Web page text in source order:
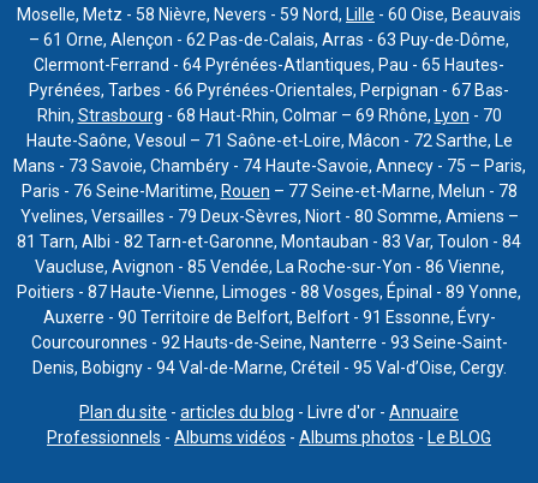
Moselle, Metz - 58 Nièvre, Nevers - 59 Nord, Lille - 60 Oise, Beauvais
– 61 Orne, Alençon - 62 Pas-de-Calais, Arras - 63 Puy-de-Dôme,
Clermont-Ferrand - 64 Pyrénées-Atlantiques, Pau - 65 Hautes-
Pyrénées, Tarbes - 66 Pyrénées-Orientales, Perpignan - 67 Bas-
Rhin, Strasbourg - 68 Haut-Rhin, Colmar – 69 Rhône, Lyon - 70
Haute-Saône, Vesoul – 71 Saône-et-Loire, Mâcon - 72 Sarthe, Le
Mans - 73 Savoie, Chambéry - 74 Haute-Savoie, Annecy - 75 – Paris,
Paris - 76 Seine-Maritime, Rouen – 77 Seine-et-Marne, Melun - 78
Yvelines, Versailles - 79 Deux-Sèvres, Niort - 80 Somme, Amiens –
81 Tarn, Albi - 82 Tarn-et-Garonne, Montauban - 83 Var, Toulon - 84
Vaucluse, Avignon - 85 Vendée, La Roche-sur-Yon - 86 Vienne,
Poitiers - 87 Haute-Vienne, Limoges - 88 Vosges, Épinal - 89 Yonne,
Auxerre - 90 Territoire de Belfort, Belfort - 91 Essonne, Évry-
Courcouronnes - 92 Hauts-de-Seine, Nanterre - 93 Seine-Saint-
Denis, Bobigny - 94 Val-de-Marne, Créteil - 95 Val-d’Oise, Cergy.
Plan du site - articles du blog - Livre d'or - Annuaire
Professionnels - Albums vidéos - Albums photos - Le BLOG